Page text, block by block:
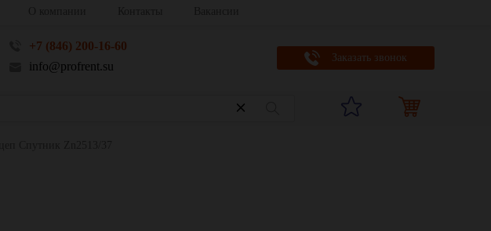
+7 (846) 200-16-60
info@profrent.su
Заказать звонок